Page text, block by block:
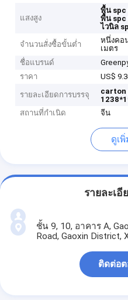
แสงสูง
พื้น
พื้น spc
ไวนิล
จำนวนสั่งซื้อขั้นต่ำ
หนึ่งคอ
เมตร
ชื่อแบรนด์
ราคา
US$
รายละเอียดการบรรจุ carton
สถานที่กำเนิด
จีน
ดูเ
รายละเ
ชั้น 9, 10, อาคาร A,
Road, Gaoxin District,
ติดต่อ